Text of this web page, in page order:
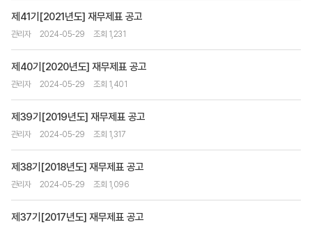
제41기[2021년도] 재무제표 공고
관리자 2024-05-29 조회 1,231
제40기[2020년도] 재무제표 공고
관리자 2024-05-29 조회 1,401
제39기[2019년도] 재무제표 공고
관리자 2024-05-29 조회 1,317
제38기[2018년도] 재무제표 공고
관리자 2024-05-29 조회 1,096
제37기[2017년도] 재무제표 공고